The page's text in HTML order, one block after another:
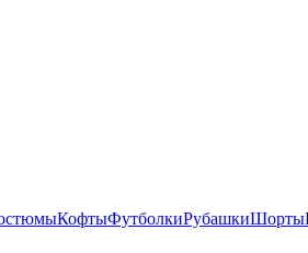
КофтыФутболкиРубашкиШорты